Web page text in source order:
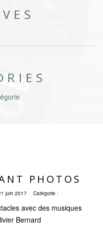
PHOTOS
juin 2017 Catégorie :
avec des musiques
Bernard